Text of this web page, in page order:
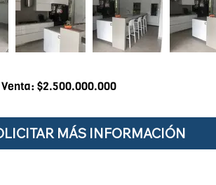
Venta: $2.500.000.000
MÁS INFORMACIÓN